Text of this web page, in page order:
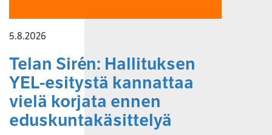
5.8.2026
Telan Sirén: Hallituksen
YEL-esitystä kannattaa
vielä korjata ennen
eduskuntakäsittelyä